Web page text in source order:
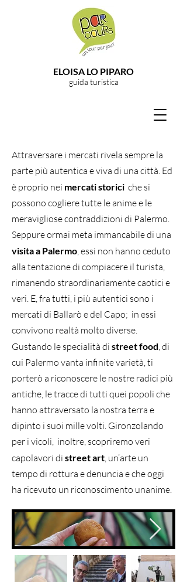
ELOISA LO PIPARO
guida turistica
Attraversare i mercati rivela sempre la
parte più autentica e viva di una città. Ed
è proprio nei mercati storici che si
possono cogliere tutte le anime e le
meravigliose contraddizioni di Palermo.
Seppure ormai meta immancabile di una
visita a Palermo, essi non hanno ceduto
alla tentazione di compiacere il turista,
rimanendo straordinariamente caotici e
veri. E, fra tutti, i più autentici sono i
mercati di Ballarò e del Capo; in essi
convivono realtà molto diverse.
Gustando le specialità di street food, di
cui Palermo vanta infinite varietà, ti
porterò a riconoscere le nostre radici più
antiche, le tracce di tutti quei popoli che
hanno attraversato la nostra terra e
dipinto i suoi mille volti. Gironzolando
per i vicoli, inoltre, scopriremo veri
capolavori di street art, un’arte un
tempo di rottura e denuncia e che oggi
ha ricevuto un riconoscimento unanime.